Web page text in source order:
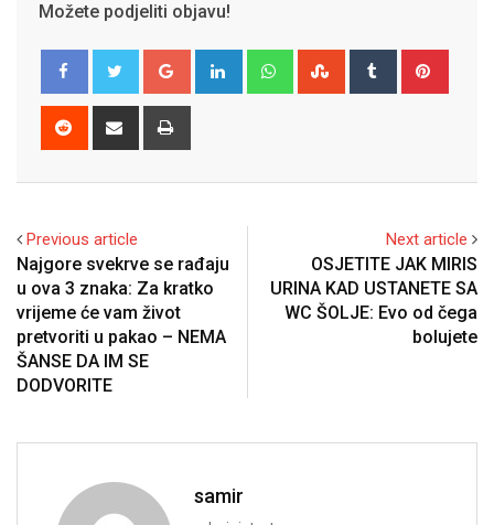
Možete podjeliti objavu!
Google+ LinkedIn WhatsappStumbleUpon
Tumblr
Reddit
Share
Previous article
Najgore svekrve se rađaju
u ova 3 znaka: Za kratko
vrijeme će vam život
pretvoriti u pakao – NEMA
ŠANSE DA IM SE
DODVORITE
Next article
OSJETITE JAK MIRIS
URINA KAD USTANETE SA
WC ŠOLJE: Evo od čega
bolujete
samir